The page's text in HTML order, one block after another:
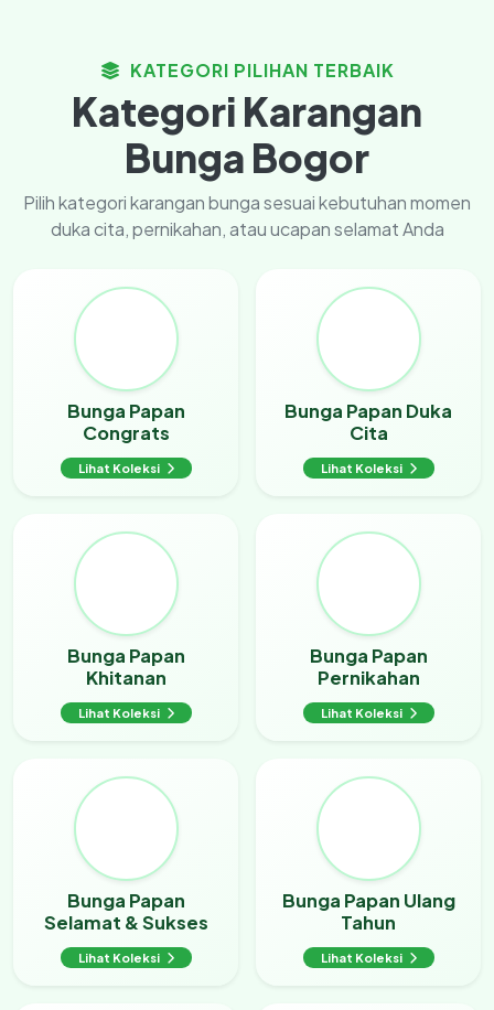
KATEGORI PILIHAN TERBAIK
Kategori Karangan
Bunga Bogor
Pilih kategori karangan bunga sesuai kebutuhan momen
duka cita, pernikahan, atau ucapan selamat Anda
Bunga Papan
Congrats
Lihat Koleksi
Bunga Papan Duka
Cita
Lihat Koleksi
Bunga Papan
Khitanan
Lihat Koleksi
Bunga Papan
Pernikahan
Lihat Koleksi
Bunga Papan
Selamat & Sukses
Lihat Koleksi
Bunga Papan Ulang
Tahun
Lihat Koleksi